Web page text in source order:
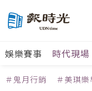
娛樂賽事 時代現場
＃鬼月行銷 ＃美琪樂